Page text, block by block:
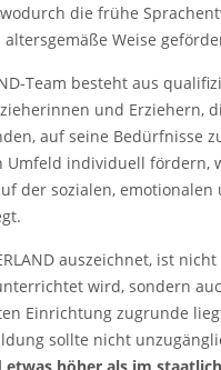
die frühe
Weise
Team besteht aus
und Erziehern,
auf seine Bedürfnisse
Umfeld individuell fördern,
der sozialen,
auszeichnet, ist
wird, sondern
Einrichtung zugrunde
sollte nicht